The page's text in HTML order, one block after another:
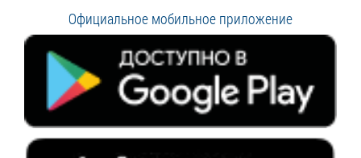
Официальное мобильное приложение